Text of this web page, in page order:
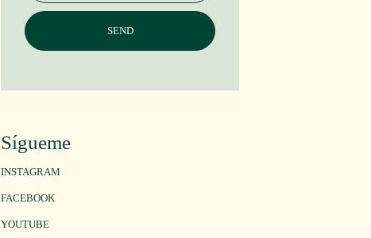
Sígueme
INSTAGRAM
FACEBOOK
YOUTUBE